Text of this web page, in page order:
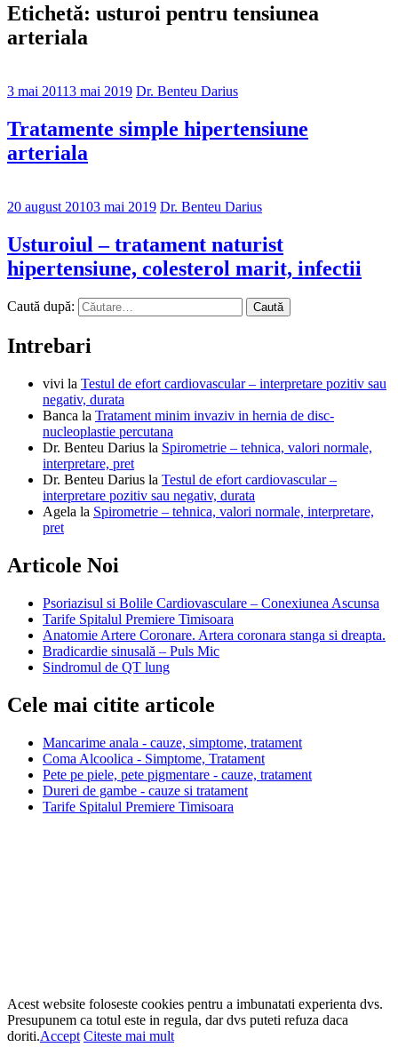
Etichetă: usturoi pentru tensiunea
arteriala
3 mai 20113 mai 2019 Dr. Benteu Darius
Tratamente simple hipertensiune
arteriala
20 august 20103 mai 2019 Dr. Benteu Darius
Usturoiul – tratament naturist
hipertensiune, colesterol marit, infectii
Caută după:
Intrebari
vivi la Testul de efort cardiovascular – interpretare pozitiv sau
negativ, durata
Banca la Tratament minim invaziv in hernia de disc-
nucleoplastie percutana
Dr. Benteu Darius la Spirometrie – tehnica, valori normale,
interpretare, pret
Dr. Benteu Darius la Testul de efort cardiovascular –
interpretare pozitiv sau negativ, durata
Agela la Spirometrie – tehnica, valori normale, interpretare,
pret
Articole Noi
Psoriazisul si Bolile Cardiovasculare – Conexiunea Ascunsa
Tarife Spitalul Premiere Timisoara
Anatomie Artere Coronare. Artera coronara stanga si dreapta.
Bradicardie sinusală – Puls Mic
Sindromul de QT lung
Cele mai citite articole
Mancarime anala - cauze, simptome, tratament
Coma Alcoolica - Simptome, Tratament
Pete pe piele, pete pigmentare - cauze, tratament
Dureri de gambe - cauze si tratament
Tarife Spitalul Premiere Timisoara
Acest website foloseste cookies pentru a imbunatati experienta dvs.
Presupunem ca totul este in regula, dar dvs puteti refuza daca
doriti.Accept Citeste mai mult